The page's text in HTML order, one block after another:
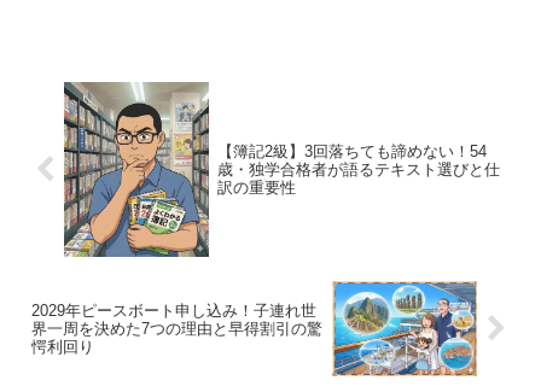
【簿記2級】3回落ちても諦めない！54
歳・独学合格者が語るテキスト選びと仕
訳の重要性
2029年ピースボート申し込み！子連れ世
界一周を決めた7つの理由と早得割引の驚
愕利回り